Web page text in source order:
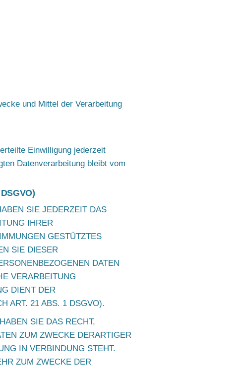
und Mittel der Verarbeitung
Einwilligung jederzeit
Datenverarbeitung bleibt vom
SIE JEDERZEIT DAS
IHRER
GESTÜTZTES
SIE DIESER
DATEN
VERARBEITUNG
DIENT DER
ART. 21 ABS. 1 DSGVO).
SIE DAS RECHT,
ZUM ZWECKE DERARTIGER
IN VERBINDUNG STEHT.
ZUM ZWECKE DER